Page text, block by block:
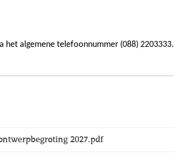
het algemene telefoonnummer (088) 2203333.
2027.pdf